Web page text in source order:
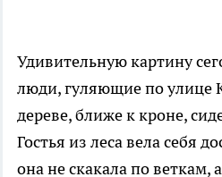
Удивительную картину
люди, гуляющие по улице
дереве, ближе к кроне,
Гостья из леса вела себя
она не скакала по веткам,